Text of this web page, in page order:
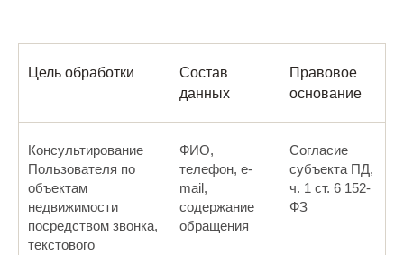
Цель обработки
Состав
данных
Правовое
основание
Консультирование
Пользователя по
объектам
недвижимости
посредством звонка,
текстового
ФИО,
телефон, e-
mail,
содержание
обращения
Согласие
субъекта ПД,
ч. 1 ст. 6 152-
ФЗ